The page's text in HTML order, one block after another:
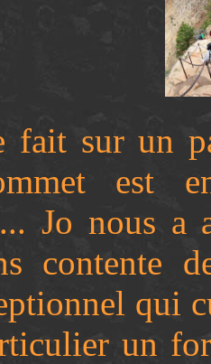
fait sur un
est
Jo nous a
contente
qui
un